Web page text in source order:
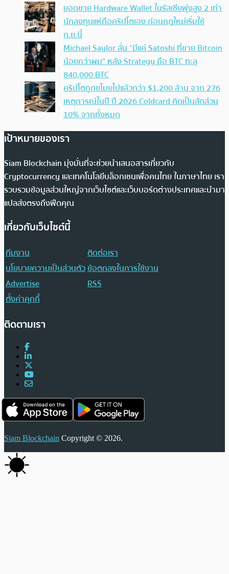
ยอดขาย Hardware Wallet ในรัสเซียพุ่งสูง 2 เท่า
นักลงทุนแห่ถือคริปโตเอง ก่อนกฎใหม่เริ่มใช้
ก.ย.นี้
Michael Saylor ลั่น “มีแค่ Satoshi ที่ขาย Bitcoin
น้อยกว่าผม” หลัง Strategy ถือ BTC ทะลุ
840,000 BTC
คริปโตถูกขโมยไปแล้วกว่า $1,200 ล้าน จาก 276
เหตุการณ์ในปี ปี 2026 Coldcard คิดเป็นสัดส่วน
10% จากทั้งหมด
เป้าหมายของเรา
Siam Blockchain มุ่งมั่นที่จะช่วยนำเสนอสารเกี่ยวกับ
Cryptocurrency และเทคโนโลยีบล็อกเชนเพื่อคนไทย ในภาษาไทย เรา
รวบรวมข้อมูลส่วนใหญ่จากเว็บไซต์และเว็บบอร์ดต่างประเทศและนำมา
แปลส่งตรงถึงฟีดคุณ
เกี่ยวกับเว็บไซต์นี้
ทีมงาน
ติดต่อเรา
นโยบายความเป็นส่วนตัวข้อตกลงในการใช้งาน
Advertise
RSS
ตั้งค่าคุกกี้
ติดตามเรา
Siam Blockchain Copyright © 2026.